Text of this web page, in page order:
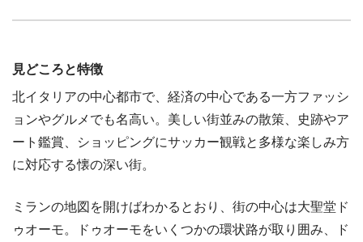
見どころと特徴
北イタリアの中心都市で、経済の中心である一方ファッシ
ョンやグルメでも名高い。美しい街並みの散策、史跡やア
ート鑑賞、ショッピングにサッカー観戦と多様な楽しみ方
に対応する懐の深い街。
ミランの地図を開けばわかるとおり、街の中心は大聖堂ド
ゥオーモ。ドゥオーモをいくつかの環状路が取り囲み、ド